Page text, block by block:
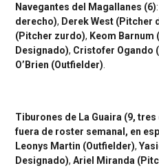
Navegantes del Magallanes (6):
derecho), Derek West (Pitcher
(Pitcher zurdo), Keom
Designado), Cristofer Ogando
O’Brien (Outfielder)
Tiburones de La Guaira (9,
fuera de roster semanal, en
Leonys Martin (Outfielder),
Designado), Ariel Miranda